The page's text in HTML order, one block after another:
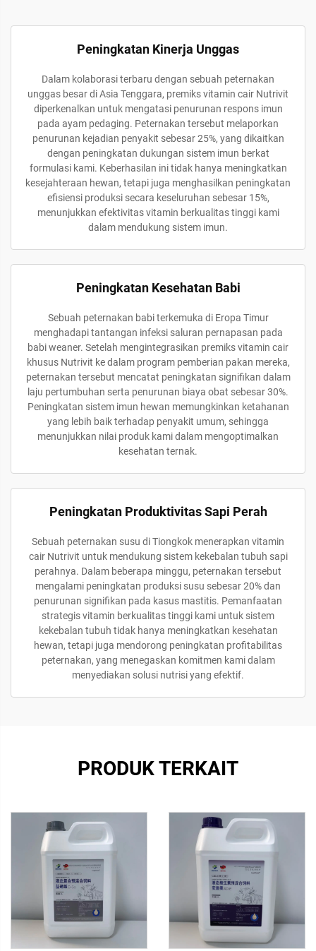
Peningkatan Kinerja Unggas
Dalam kolaborasi terbaru dengan sebuah peternakan
unggas besar di Asia Tenggara, premiks vitamin cair Nutrivit
diperkenalkan untuk mengatasi penurunan respons imun
pada ayam pedaging. Peternakan tersebut melaporkan
penurunan kejadian penyakit sebesar 25%, yang dikaitkan
dengan peningkatan dukungan sistem imun berkat
formulasi kami. Keberhasilan ini tidak hanya meningkatkan
kesejahteraan hewan, tetapi juga menghasilkan peningkatan
efisiensi produksi secara keseluruhan sebesar 15%,
menunjukkan efektivitas vitamin berkualitas tinggi kami
dalam mendukung sistem imun.
Peningkatan Kesehatan Babi
Sebuah peternakan babi terkemuka di Eropa Timur
menghadapi tantangan infeksi saluran pernapasan pada
babi weaner. Setelah mengintegrasikan premiks vitamin cair
khusus Nutrivit ke dalam program pemberian pakan mereka,
peternakan tersebut mencatat peningkatan signifikan dalam
laju pertumbuhan serta penurunan biaya obat sebesar 30%.
Peningkatan sistem imun hewan memungkinkan ketahanan
yang lebih baik terhadap penyakit umum, sehingga
menunjukkan nilai produk kami dalam mengoptimalkan
kesehatan ternak.
Peningkatan Produktivitas Sapi Perah
Sebuah peternakan susu di Tiongkok menerapkan vitamin
cair Nutrivit untuk mendukung sistem kekebalan tubuh sapi
perahnya. Dalam beberapa minggu, peternakan tersebut
mengalami peningkatan produksi susu sebesar 20% dan
penurunan signifikan pada kasus mastitis. Pemanfaatan
strategis vitamin berkualitas tinggi kami untuk sistem
kekebalan tubuh tidak hanya meningkatkan kesehatan
hewan, tetapi juga mendorong peningkatan profitabilitas
peternakan, yang menegaskan komitmen kami dalam
menyediakan solusi nutrisi yang efektif.
PRODUK TERKAIT